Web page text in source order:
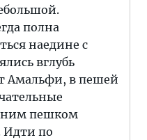
полна
наедине с
вглубь
Амальфи, в пешей
ним пешком
Идти по